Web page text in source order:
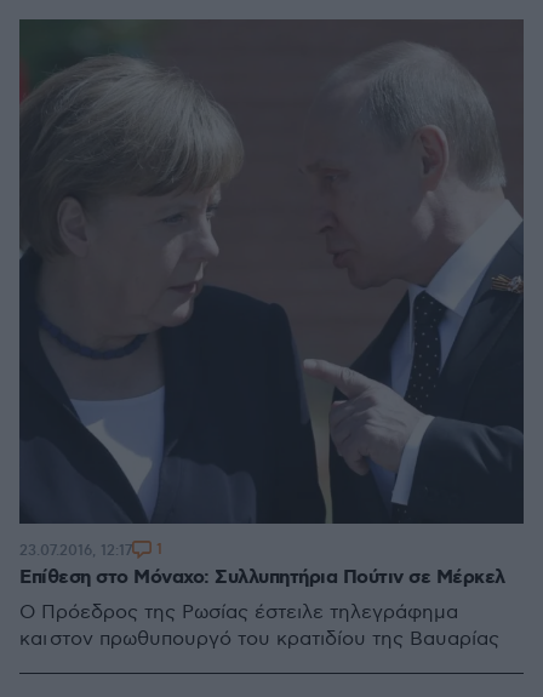
Επίθεση στο Μόναχο: Συλλυπητήρια Πούτιν σε Μέρκελ
Ο Πρόεδρος της Ρωσίας έστειλε τηλεγράφημα
και στον πρωθυπουργό του κρατιδίου της Βαυαρίας
23.07.2016, 12:17 1